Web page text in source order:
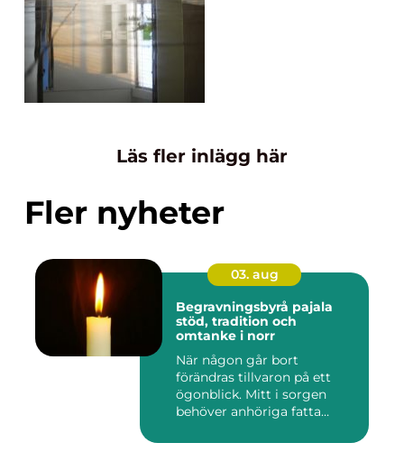
Läs fler inlägg här
Fler nyheter
03. aug
Begravningsbyrå pajala
stöd, tradition och
omtanke i norr
När någon går bort
förändras tillvaron på ett
ögonblick. Mitt i sorgen
behöver anhöriga fatta